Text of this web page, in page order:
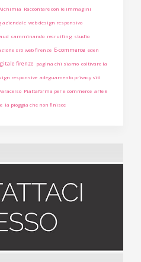
Raccontare con le immagini
aziendale web design responsivo
camminando recruiting studio
siti web firenze E-commerce eden
firenze pagina chi siamo coltivare la
responsive adeguamento privacy siti
Piattaforma per e-commerce arte è
la pioggia che non finisce